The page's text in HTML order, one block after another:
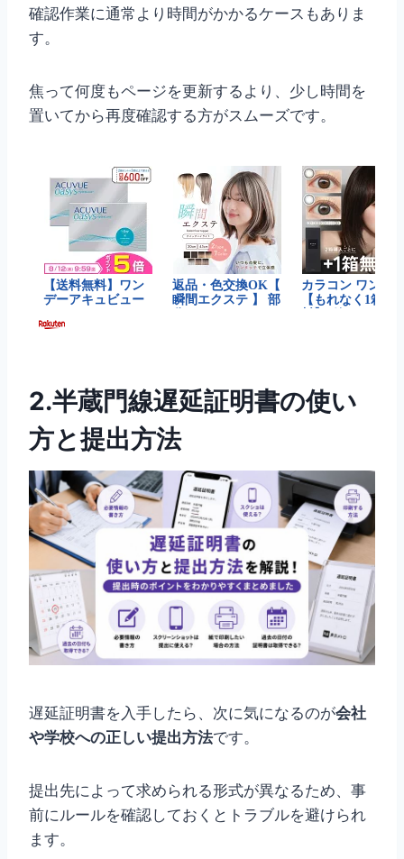
確認作業に通常より時間がかかるケースもありま
す。
焦って何度もページを更新するより、少し時間を
置いてから再度確認する方がスムーズです。
2.半蔵門線遅延証明書の使い
方と提出方法
遅延証明書を入手したら、次に気になるのが会社
や学校への正しい提出方法です。
提出先によって求められる形式が異なるため、事
前にルールを確認しておくとトラブルを避けられ
ます。